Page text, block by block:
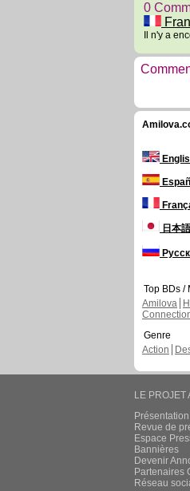
0
Il n'y a
日本語
Top BDs /
Amilova
Genre
Action
LE PROJET
Revue de
Espace
Bannières
Devenir
Partenaires
Réseau